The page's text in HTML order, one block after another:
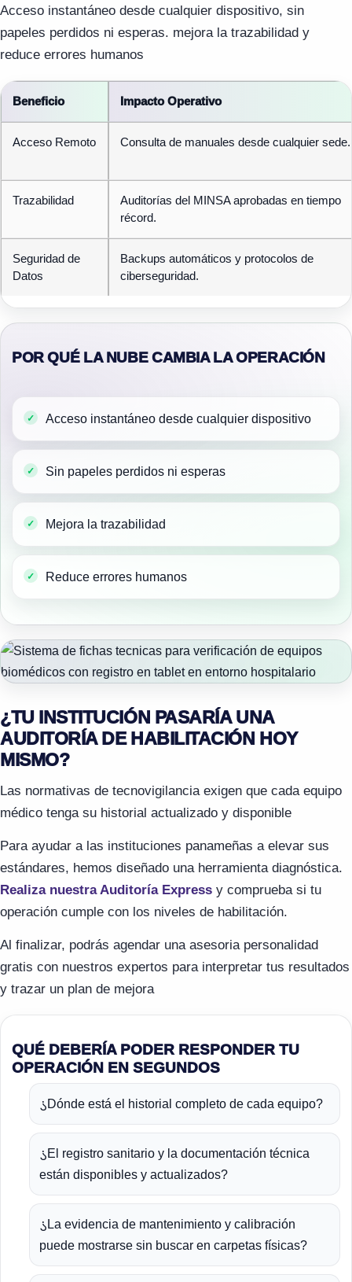
Acceso instantáneo desde cualquier dispositivo, sin
papeles perdidos ni esperas. mejora la trazabilidad y
reduce errores humanos
Beneficio Impacto Operativo
Acceso Remoto Consulta de manuales desde cualquier sede.
Trazabilidad
Auditorías del MINSA aprobadas en tiempo
récord.
Seguridad de
Datos
Backups automáticos y protocolos de
ciberseguridad.
POR QUÉ LA NUBE CAMBIA LA OPERACIÓN
Acceso instantáneo desde cualquier dispositivo
Sin papeles perdidos ni esperas
Mejora la trazabilidad
Reduce errores humanos
¿TU INSTITUCIÓN PASARÍA UNA
AUDITORÍA DE HABILITACIÓN HOY
MISMO?
Las normativas de tecnovigilancia exigen que cada equipo
médico tenga su historial actualizado y disponible
Para ayudar a las instituciones panameñas a elevar sus
estándares, hemos diseñado una herramienta diagnóstica.
Realiza nuestra Auditoría Express y comprueba si tu
operación cumple con los niveles de habilitación.
Al finalizar, podrás agendar una asesoria personalidad
gratis con nuestros expertos para interpretar tus resultados
y trazar un plan de mejora
QUÉ DEBERÍA PODER RESPONDER TU
OPERACIÓN EN SEGUNDOS
¿Dónde está el historial completo de cada equipo?
¿El registro sanitario y la documentación técnica
están disponibles y actualizados?
¿ La evidencia de mantenimiento y calibración
puede mostrarse sin buscar en carpetas físicas?